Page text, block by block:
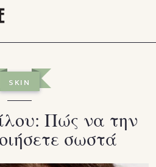
BIBLE
SKIN
Πώς να την
σωστά